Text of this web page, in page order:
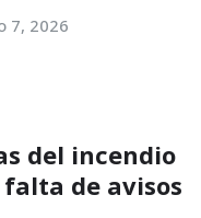
7, 2026
del incendio
de avisos